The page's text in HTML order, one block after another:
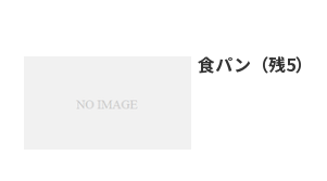
食パン（残5）